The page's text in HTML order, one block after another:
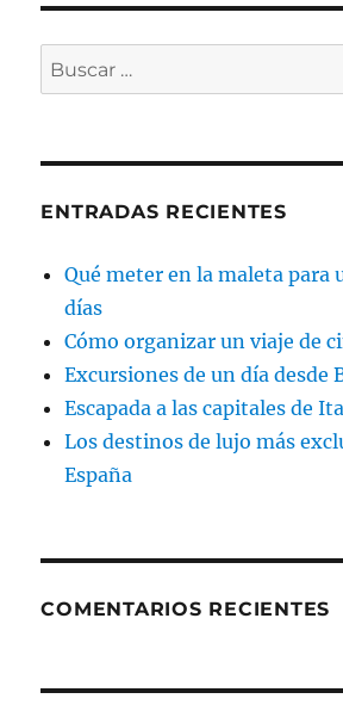
Buscar
por:
ENTRADAS RECIENTES
Qué meter en la maleta para
días
Cómo organizar un viaje de
Excursiones de un día desde
Escapada a las capitales de
Los destinos de lujo más
España
COMENTARIOS RECIENTES